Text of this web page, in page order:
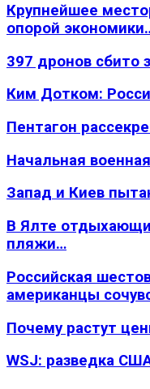
Крупнейшее
опорой
397 дронов сбито
Ким Дотком:
Пентагон
Начальная
Запад и Киев
В Ялте
пляжи…
Российская
американцы
Почему растут
WSJ: разведка